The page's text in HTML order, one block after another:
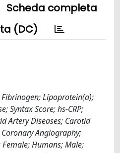
Scheda completa
(DC)
Lipoprotein(a);
Syntax Score; hs-CRP;
Artery Diseases; Carotid
Angiography;
Humans; Male;